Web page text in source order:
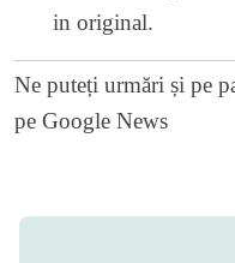
in original.
Ne puteți urmări și pe
pe Google News